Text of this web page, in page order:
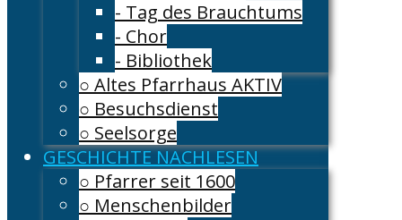
- Tag des Brauchtums
- Chor
- Bibliothek
○ Altes Pfarrhaus AKTIV
○ Besuchsdienst
○ Seelsorge
GESCHICHTE NACHLESEN
○ Pfarrer seit 1600
○ Menschenbilder